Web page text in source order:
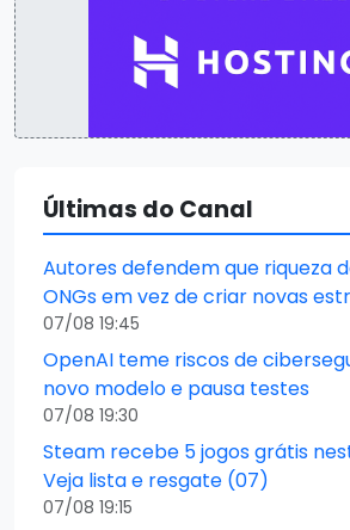
Últimas do Canal
Autores defendem que riqueza
ONGs em vez de criar novas
07/08 19:45
OpenAI teme riscos de
novo modelo e pausa testes
07/08 19:30
Steam recebe 5 jogos grátis
Veja lista e resgate (07)
07/08 19:15